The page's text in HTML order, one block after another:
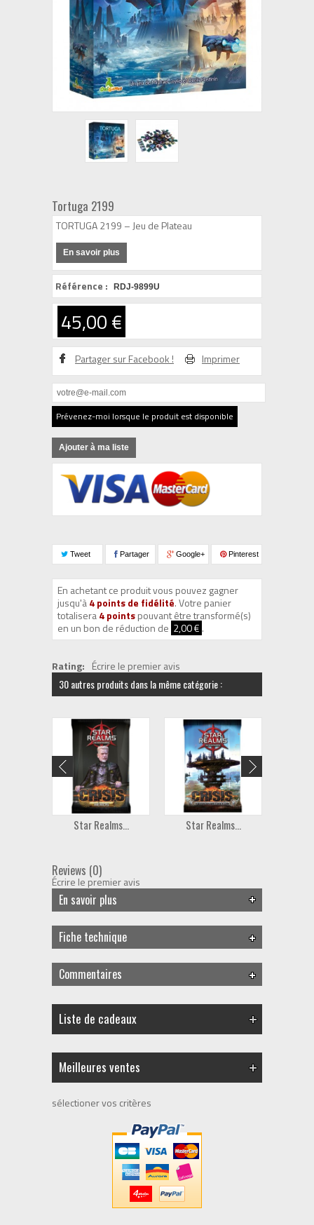
Tortuga 2199
TORTUGA 2199 – Jeu de Plateau
En savoir plus
Référence : RDJ-9899U
45,00 €
Partager sur Facebook ! Imprimer
Prévenez-moi lorsque le produit est disponible
Ajouter à ma liste
Tweet Partager Google+ Pinterest
En achetant ce produit vous pouvez gagner
jusqu'à4points de fidélité. Votre panier
totalisera4pointspouvant être transformé(s)
en un bon de réduction de 2,00 € .
Rating: Écrire le premier avis
30 autres produits dans la même catégorie :
Star Realms... Star Realms...
Reviews (0)
Écrire le premier avis
En savoir plus
Fiche technique
Commentaires
Liste de cadeaux
Meilleures ventes
sélectioner vos critères